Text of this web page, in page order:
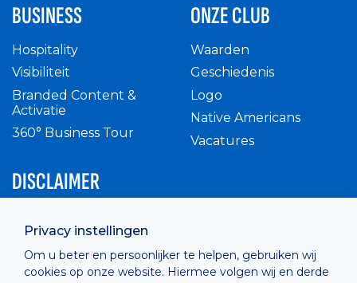
Privacy instellingen
Om u beter en persoonlijker te helpen, gebruiken wij
cookies op onze website. Hiermee volgen wij en derde
BUSINESS
Hospitality
Visibiliteit
Branded Content &
Activatie
360° Business Tour
ONZE CLUB
Waarden
Geschiedenis
Logo
Native Americans
Vacatures
DISCLAIMER
Privacy Policy
Cashless
verkoopsvoorwaarden